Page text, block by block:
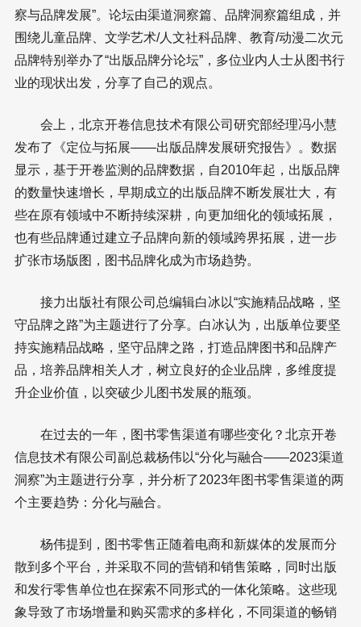
察与品牌发展”。论坛由渠道洞察篇、品牌洞察篇组成，并
围绕儿童品牌、文学艺术/人文社科品牌、教育/动漫二次元
品牌特别举办了“出版品牌分论坛”，多位业内人士从图书行
业的现状出发，分享了自己的观点。
会上，北京开卷信息技术有限公司研究部经理冯小慧
发布了《定位与拓展——出版品牌发展研究报告》。数据
显示，基于开卷监测的品牌数据，自2010年起，出版品牌
的数量快速增长，早期成立的出版品牌不断发展壮大，有
些在原有领域中不断持续深耕，向更加细化的领域拓展，
也有些品牌通过建立子品牌向新的领域跨界拓展，进一步
扩张市场版图，图书品牌化成为市场趋势。
接力出版社有限公司总编辑白冰以“实施精品战略，坚
守品牌之路”为主题进行了分享。白冰认为，出版单位要坚
持实施精品战略，坚守品牌之路，打造品牌图书和品牌产
品，培养品牌相关人才，树立良好的企业品牌，多维度提
升企业价值，以突破少儿图书发展的瓶颈。
在过去的一年，图书零售渠道有哪些变化？北京开卷
信息技术有限公司副总裁杨伟以“分化与融合——2023渠道
洞察”为主题进行分享，并分析了2023年图书零售渠道的两
个主要趋势：分化与融合。
杨伟提到，图书零售正随着电商和新媒体的发展而分
散到多个平台，并采取不同的营销和销售策略，同时出版
和发行零售单位也在探索不同形式的一体化策略。这些现
象导致了市场增量和购买需求的多样化，不同渠道的畅销